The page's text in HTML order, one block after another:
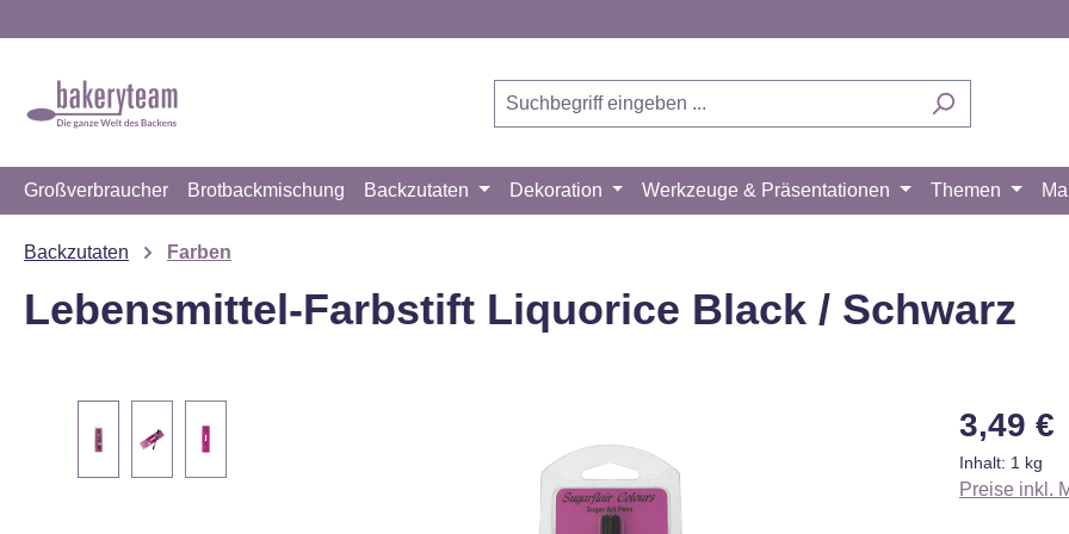
Großverbraucher Brotbackmischung Backzutaten Dekoration Werkzeuge & Präsentationen Themen
Backzutaten Farben
Lebensmittel-Farbstift Liquorice Black / Schwarz
Regulärer
3,49 €
Inhalt: 1 kg
Preise inkl.